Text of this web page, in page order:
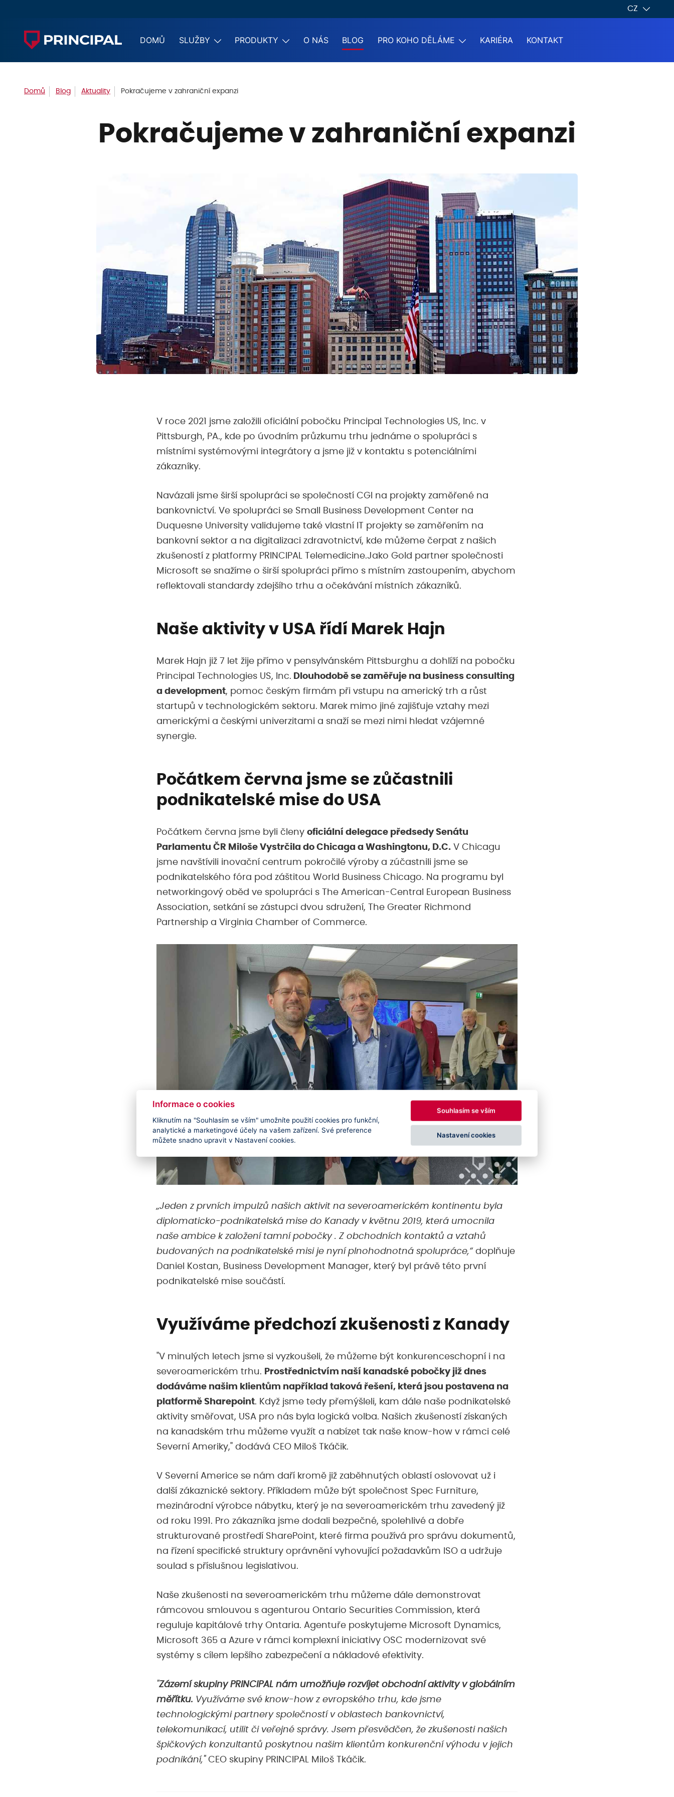
CZ
DOMŮ SLUŽBY PRODUKTY O NÁS BLOG PRO KOHO DĚLÁME KARIÉRA KONTAKT
Domů Blog Aktuality Pokračujeme v zahraniční expanzi
Pokračujeme v zahraniční expanzi
V roce 2021 jsme založili oficiální pobočku Principal Technologies US, Inc. v
Pittsburgh, PA., kde po úvodním průzkumu trhu jednáme o spolupráci s
místními systémovými integrátory a jsme již v kontaktu s potenciálními
zákazníky.
Navázali jsme širší spolupráci se společností CGI na projekty zaměřené na
bankovnictví. Ve spolupráci se Small Business Development Center na
Duquesne University validujeme také vlastní IT projekty se zaměřením na
bankovní sektor a na digitalizaci zdravotnictví, kde můžeme čerpat z našich
zkušeností z platformy PRINCIPAL Telemedicine.Jako Gold partner společnosti
Microsoft se snažíme o širší spolupráci přímo s místním zastoupením, abychom
reflektovali standardy zdejšího trhu a očekávání místních zákazníků.
Naše aktivity v USA řídí Marek Hajn
Marek Hajn již 7 let žije přímo v pensylvánském Pittsburghu a dohlíží na pobočku
Principal Technologies US, Inc. Dlouhodobě se zaměřuje na business consulting
a development, pomoc českým firmám při vstupu na americký trh a růst
startupů v technologickém sektoru. Marek mimo jiné zajišťuje vztahy mezi
americkými a českými univerzitami a snaží se mezi nimi hledat vzájemné
synergie.
Počátkem června jsme se zůčastnili
podnikatelské mise do USA
Počátkem června jsme byli členy oficiální delegace předsedy Senátu
Parlamentu ČR Miloše Vystrčila do Chicaga a Washingtonu, D.C. V Chicagu
jsme navštívili inovační centrum pokročilé výroby a zúčastnili jsme se
podnikatelského fóra pod záštitou World Business Chicago. Na programu byl
networkingový oběd ve spolupráci s The American-Central European Business
Association, setkání se zástupci dvou sdružení, The Greater Richmond
Partnership a Virginia Chamber of Commerce.
„Jeden z prvních impulzů našich aktivit na severoamerickém kontinentu byla
diplomaticko-podnikatelská mise do Kanady v květnu 2019, která umocnila
naše ambice k založení tamní pobočky . Z obchodních kontaktů a vztahů
budovaných na podnikatelské misi je nyní plnohodnotná spolupráce,“ doplňuje
Daniel Kostan, Business Development Manager, který byl právě této první
podnikatelské mise součástí.
Využíváme předchozí zkušenosti z Kanady
"V minulých letech jsme si vyzkoušeli, že můžeme být konkurenceschopní i na
severoamerickém trhu. Prostřednictvím naší kanadské pobočky již dnes
dodáváme našim klientům například taková řešení, která jsou postavena na
platformě Sharepoint. Když jsme tedy přemýšleli, kam dále naše podnikatelské
aktivity směřovat, USA pro nás byla logická volba. Našich zkušeností získaných
na kanadském trhu můžeme využít a nabízet tak naše know-how v rámci celé
Severní Ameriky," dodává CEO Miloš Tkáčik.
V Severní Americe se nám daří kromě již zaběhnutých oblastí oslovovat už i
další zákaznické sektory. Příkladem může být společnost Spec Furniture,
mezinárodní výrobce nábytku, který je na severoamerickém trhu zavedený již
od roku 1991. Pro zákazníka jsme dodali bezpečné, spolehlivé a dobře
strukturované prostředí SharePoint, které firma používá pro správu dokumentů,
na řízení specifické struktury oprávnění vyhovující požadavkům ISO a udržuje
soulad s příslušnou legislativou.
Naše zkušenosti na severoamerickém trhu můžeme dále demonstrovat
rámcovou smlouvou s agenturou Ontario Securities Commission, která
reguluje kapitálové trhy Ontaria. Agentuře poskytujeme Microsoft Dynamics,
Microsoft 365 a Azure v rámci komplexní iniciativy OSC modernizovat své
systémy s cílem lepšího zabezpečení a nákladové efektivity.
"Zázemí skupiny PRINCIPAL nám umožňuje rozvíjet obchodní aktivity v globálním
měřítku. Využíváme své know-how z evropského trhu, kde jsme
technologickými partnery společností v oblastech bankovnictví,
telekomunikací, utilit či veřejné správy. Jsem přesvědčen, že zkušenosti našich
špičkových konzultantů poskytnou našim klientům konkurenční výhodu v jejich
podnikání,"CEO skupiny PRINCIPAL Miloš Tkáčik.
Informace o cookies
Kliknutím na "Souhlasím se vším" umožníte použití cookies pro funkční,
analytické a marketingové účely na vašem zařízení. Své preference
můžete snadno upravit v Nastavení cookies.
Souhlasím se vším
Nastavení cookies